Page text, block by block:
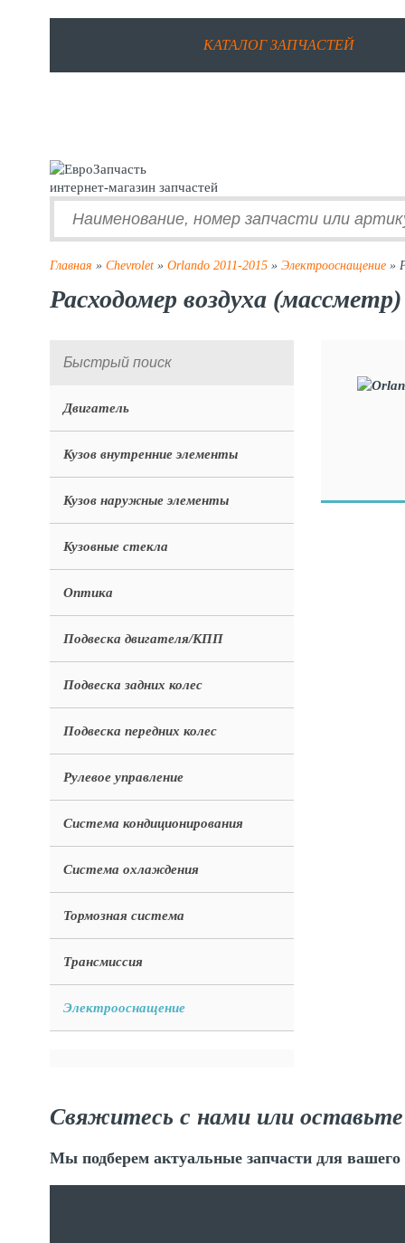
КАТАЛОГ ЗАПЧАСТЕЙ
интернет-магазин запчастей
Главная » Chevrolet » Orlando 2011-2015 » Электрооснащение »
Расходомер воздуха
Двигатель
Кузов внутренние элементы
Кузов наружные элементы
Кузовные стекла
Оптика
Подвеска двигателя/КПП
Подвеска задних колес
Подвеска передних колес
Рулевое управление
Система кондиционирования
Система охлаждения
Тормозная система
Трансмиссия
Электрооснащение
Свяжитесь с нами или оставьте
Мы подберем актуальные запчасти для вашего